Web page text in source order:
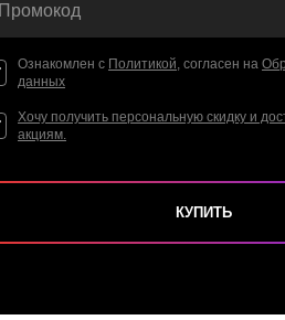
Промокод
Ознакомлен с Политикой, согласен на
данных
Хочу получить персональную скидку и
акциям.